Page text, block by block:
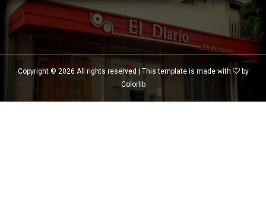
Copyright © 2026 All rights reserved | This template is made with
by
Colorlib